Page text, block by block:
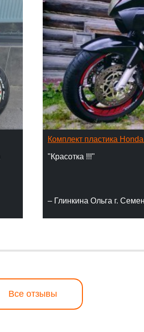
Комплект пластика
"Красотка !!!"
– Глинкина Ольга г.
Все отзывы